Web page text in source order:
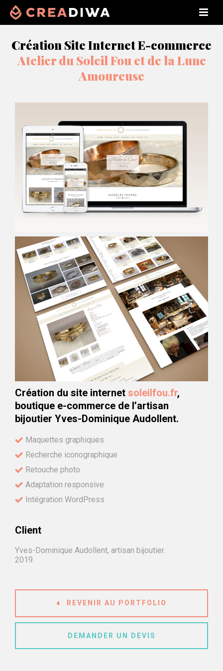
Création Site Internet E-commerce
Atelier du Soleil Fou et de la Lune
Amoureuse
Création du site internet soleilfou.fr,
boutique e-commerce de l’artisan
bijoutier Yves-Dominique Audollent.
Maquettes graphiques
Recherche iconographique
Retouche photo
Adaptation responsive
Intégration WordPress
Client
Yves-Dominique Audollent, artisan bijoutier.
2019
REVENIR AU PORTFOLIO
DEMANDER UN DEVIS